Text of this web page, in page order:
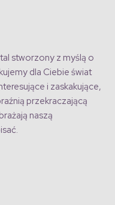
stworzony z myślą o
dla Ciebie świat
i zaskakujące,
przekraczającą
naszą